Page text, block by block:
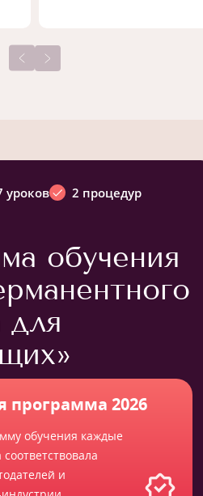
уроков
2 процедур
обучения
для
программа 2026
обучения каждые
и